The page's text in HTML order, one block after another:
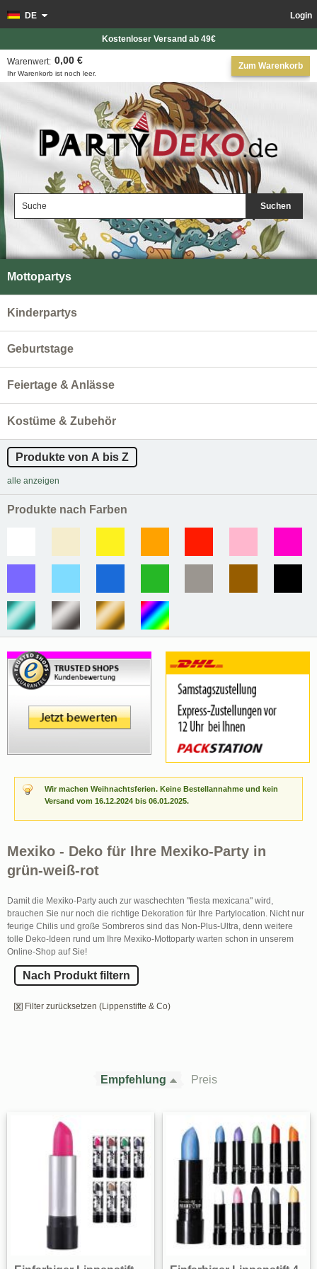
Suchen
Login
DE
Zum Warenkorb
Ihr Warenkorb ist noch leer.
Warenwert: 0,00 €
Kostenloser Versand ab 49€
Wir machen Weihnachtsferien. Keine Bestellannahme und kein
Versand vom 16.12.2024 bis 06.01.2025.
Mexiko - Deko für Ihre Mexiko-Party in
grün-weiß-rot
Damit die Mexiko-Party auch zur waschechten "fiesta mexicana" wird,
brauchen Sie nur noch die richtige Dekoration für Ihre Partylocation. Nicht nur
feurige Chilis und große Sombreros sind das Non-Plus-Ultra, denn weitere
tolle Deko-Ideen rund um Ihre Mexiko-Mottoparty warten schon in unserem
Online-Shop auf Sie!
Nach Produkt filtern
Filter zurücksetzen (Lippenstifte & Co)
Empfehlung Preis
Mottopartys
Kinderpartys
Geburtstage
Feiertage & Anlässe
Kostüme & Zubehör
Produkte von A bis Z
alle anzeigen
Produkte nach Farben